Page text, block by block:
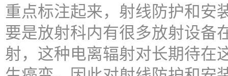
重点标注起来，射线防护和安
要是放射科内有很多放射设备
射，这种电离辐射对长期待在